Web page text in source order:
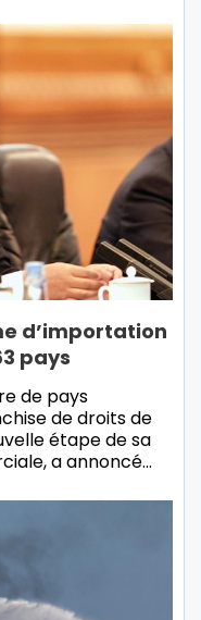
d’importation
pays
de pays
de droits de
étape de sa
a annoncé…